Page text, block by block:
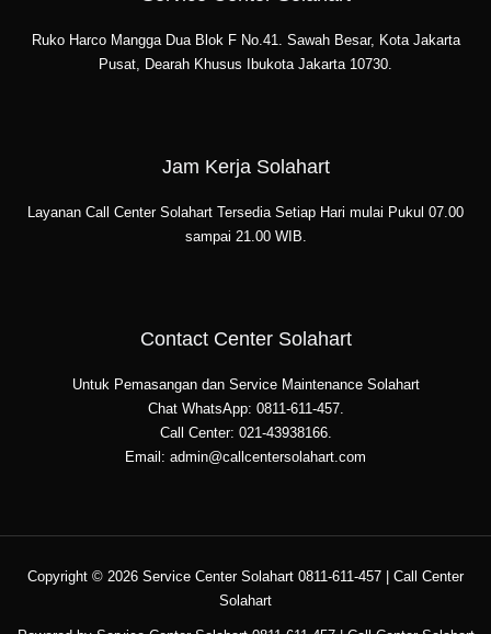
Ruko Harco Mangga Dua Blok F No.41. Sawah Besar, Kota Jakarta
Pusat, Dearah Khusus Ibukota Jakarta 10730.
Jam Kerja Solahart
Layanan Call Center Solahart Tersedia Setiap Hari mulai Pukul 07.00
sampai 21.00 WIB.
Contact Center Solahart
Untuk Pemasangan dan Service Maintenance Solahart
Chat WhatsApp: 0811-611-457.
Call Center: 021-43938166.
Email: admin@callcentersolahart.com
Copyright © 2026 Service Center Solahart 0811-611-457 | Call Center
Solahart